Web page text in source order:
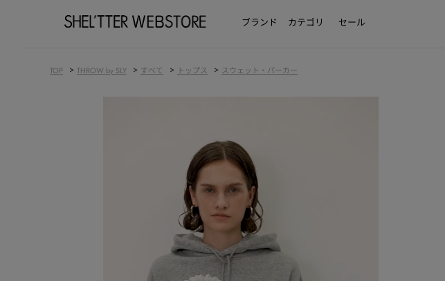
ブランド カテゴリ セール
TOP > THROW by SLY > すべて > トップス > スウェット・パーカー